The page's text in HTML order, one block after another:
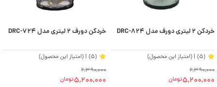
خردکن 2 لیتری دورف مدل DRC-824
(5)
| (امتیاز این محصول)
6,390,000
5,200,000تومان
خردکن دورف 2 لیتری مدل DRC-724
(5)
| (امتیاز این محصول)
6,390,000
5,200,000تومان